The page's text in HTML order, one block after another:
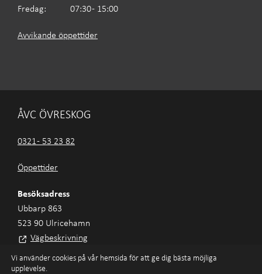
Fredag:
07:30 - 15:00
Avvikande öppettider
ÅVC ÖVRESKOG
0321 - 53 23 82
Öppettider
Besöksadress
Ubbarp 863
523 90 Ulricehamn
Vägbeskrivning
Vi använder cookies på vår hemsida för att ge dig bästa möjliga
upplevelse.